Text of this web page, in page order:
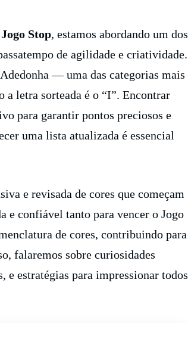
Stop, estamos abordando um dos
de agilidade e criatividade.
— uma das categorias mais
a letra sorteada é o “I”. Encontrar
para garantir pontos preciosos e
uma lista atualizada é essencial
e revisada de cores que começam
e confiável tanto para vencer o Jogo
de cores, contribuindo para
falaremos sobre curiosidades
e estratégias para impressionar todos